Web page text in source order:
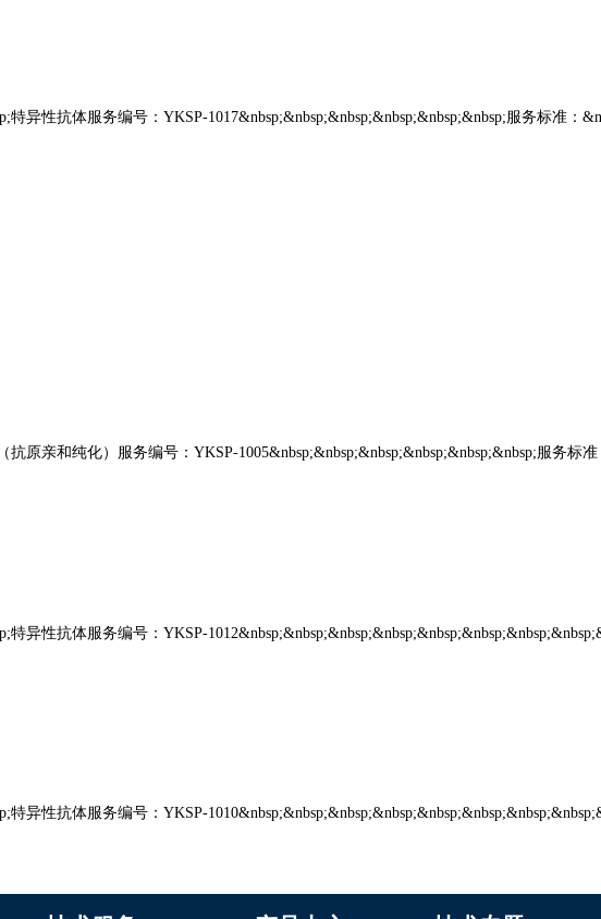
异性抗体服务编号：YKSP-1017&nbsp;&nbsp;&nbsp;&nbsp;&nbsp;&nbsp;服务标准：
原亲和纯化）服务编号：YKSP-1005&nbsp;&nbsp;&nbsp;&nbsp;&nbsp;&nbsp;服务标
异性抗体服务编号：YKSP-
异性抗体服务编号：YKSP-